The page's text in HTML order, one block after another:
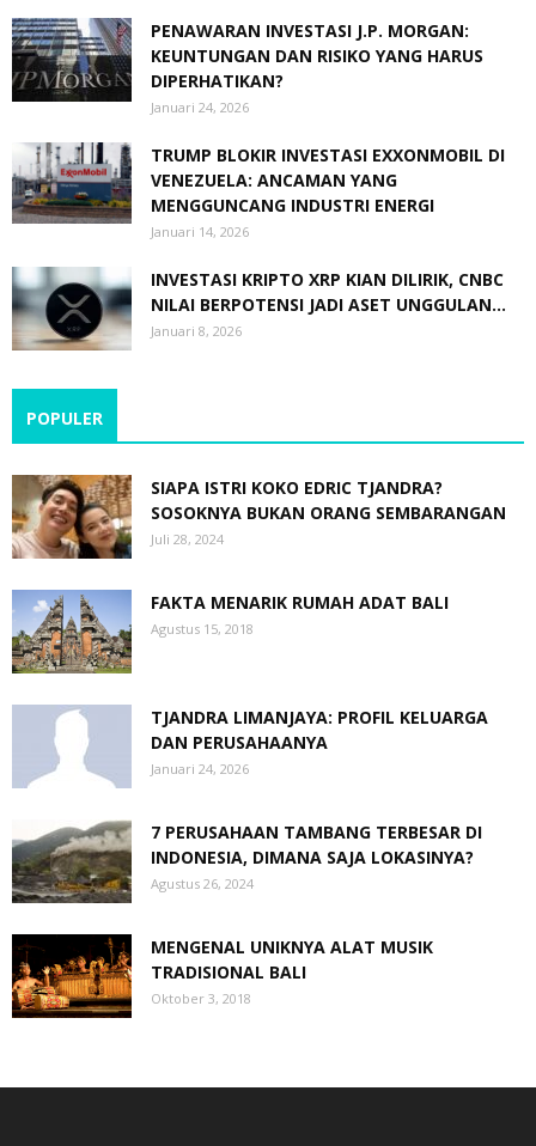
PENAWARAN INVESTASI J.P. MORGAN:
KEUNTUNGAN DAN RISIKO YANG HARUS
DIPERHATIKAN?
Januari 24, 2026
TRUMP BLOKIR INVESTASI EXXONMOBIL DI
VENEZUELA: ANCAMAN YANG
MENGGUNCANG INDUSTRI ENERGI
Januari 14, 2026
INVESTASI KRIPTO XRP KIAN DILIRIK, CNBC
NILAI BERPOTENSI JADI ASET UNGGULAN...
Januari 8, 2026
POPULER
SIAPA ISTRI KOKO EDRIC TJANDRA?
SOSOKNYA BUKAN ORANG SEMBARANGAN
Juli 28, 2024
FAKTA MENARIK RUMAH ADAT BALI
Agustus 15, 2018
TJANDRA LIMANJAYA: PROFIL KELUARGA
DAN PERUSAHAANYA
Januari 24, 2026
7 PERUSAHAAN TAMBANG TERBESAR DI
INDONESIA, DIMANA SAJA LOKASINYA?
Agustus 26, 2024
MENGENAL UNIKNYA ALAT MUSIK
TRADISIONAL BALI
Oktober 3, 2018